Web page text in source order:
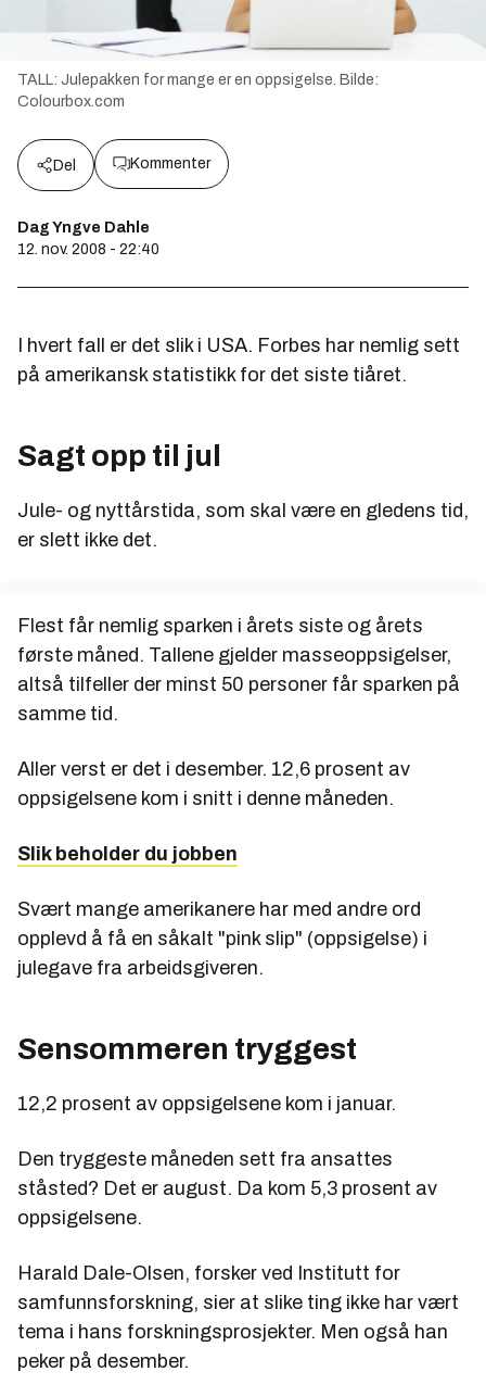
TALL: Julepakken for mange er en oppsigelse. Bilde:
Colourbox.com
Del Kommenter
Dag Yngve Dahle
12. nov. 2008 - 22:40
I hvert fall er det slik i USA. Forbes har nemlig sett
på amerikansk statistikk for det siste tiåret.
Sagt opp til jul
Jule- og nyttårstida, som skal være en gledens tid,
er slett ikke det.
Flest får nemlig sparken i årets siste og årets
første måned. Tallene gjelder masseoppsigelser,
altså tilfeller der minst 50 personer får sparken på
samme tid.
Aller verst er det i desember. 12,6 prosent av
oppsigelsene kom i snitt i denne måneden.
Slik beholder du jobben
Svært mange amerikanere har med andre ord
opplevd å få en såkalt "pink slip" (oppsigelse) i
julegave fra arbeidsgiveren.
Sensommeren tryggest
12,2 prosent av oppsigelsene kom i januar.
Den tryggeste måneden sett fra ansattes
ståsted? Det er august. Da kom 5,3 prosent av
oppsigelsene.
Harald Dale-Olsen, forsker ved Institutt for
samfunnsforskning, sier at slike ting ikke har vært
tema i hans forskningsprosjekter. Men også han
peker på desember.